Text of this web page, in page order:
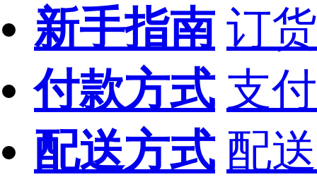
新手指南 订
付款方式 支
配送方式 配